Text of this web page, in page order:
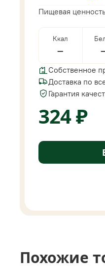
Пищевая
Ккал
—
Собственное
Доставка по
Гарантия
324 ₽
Похожие